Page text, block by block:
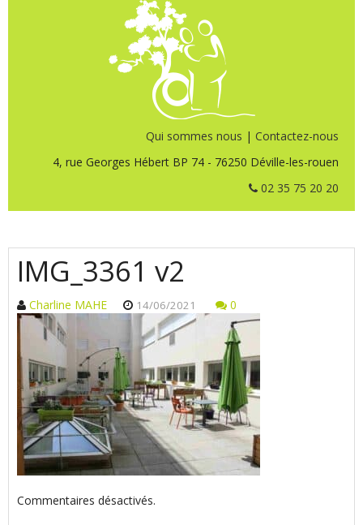
Qui sommes nous | Contactez-nous
4, rue Georges Hébert BP 74 - 76250 Déville-les-rouen
02 35 75 20 20
IMG_3361 v2
Charline MAHE 14/06/2021 0
Commentaires désactivés.